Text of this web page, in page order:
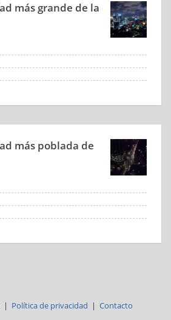
más grande de la
más poblada de
| Política de privacidad | Contacto